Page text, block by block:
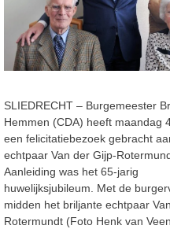
SLIEDRECHT – Burgemeester
Hemmen (CDA) heeft maandag
een felicitatiebezoek gebracht
echtpaar Van der Gijp-
Aanleiding was het 65-jarig
huwelijksjubileum. Met de
midden het briljante echtpaar
Rotermundt (Foto Henk van